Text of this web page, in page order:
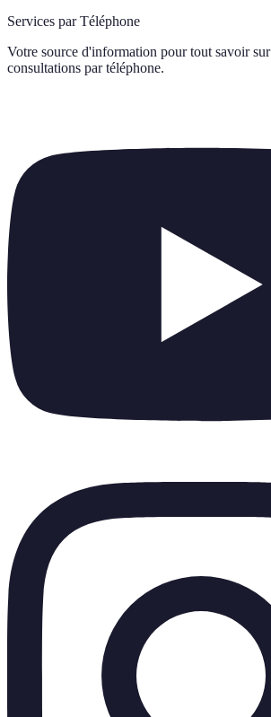
Services par Téléphone
Votre source d'information pour tout savoir sur
consultations par téléphone.